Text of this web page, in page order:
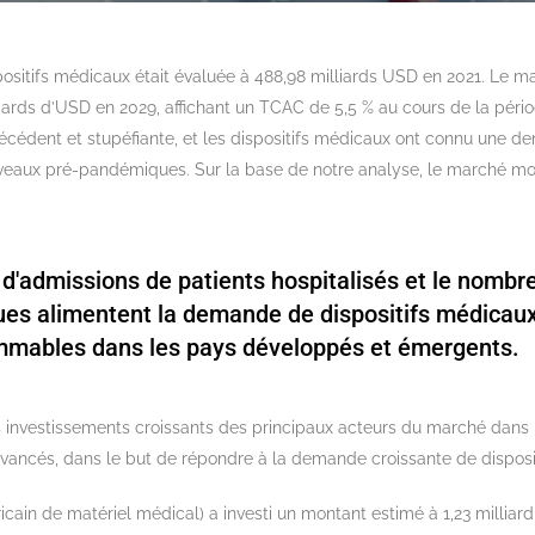
médicaux était évaluée à 488,98 milliards USD en 2021. Le
d’USD en 2029, affichant un TCAC de 5,5 % au cours de la
et stupéfiante, et les dispositifs médicaux ont connu une
pré-pandémiques. Sur la base de notre analyse, le marché
de patients hospitalisés et le
alimentent la demande de dispositifs
dans les pays développés et émergents.
croissants des principaux acteurs du marché
dans le but de répondre à la demande croissante de
de matériel médical) a investi un montant estimé à 1,23 milliard